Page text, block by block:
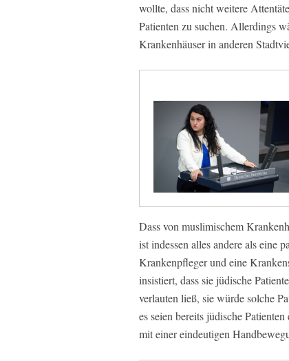
wollte, dass nicht weitere
Patienten zu suchen. Allerdings
Krankenhäuser in anderen
Dass von muslimischem
ist indessen alles andere als eine
Krankenpfleger und eine
insistiert, dass sie jüdische
verlauten ließ, sie würde solche
es seien bereits jüdische
mit einer eindeutigen